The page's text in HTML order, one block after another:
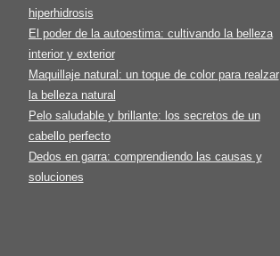
hiperhidrosis
El poder de la autoestima: cultivando la belleza
interior y exterior
Maquillaje natural: un toque de color para realzar
la belleza natural
Pelo saludable y brillante: los secretos de un
cabello perfecto
Dedos en garra: comprendiendo las causas y
soluciones